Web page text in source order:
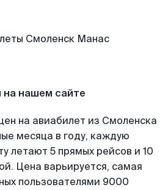
на нашем сайте
на авиабилет из Смоленска
месяца в году, каждую
летают 5 прямых рейсов и 10
Цена варьируется, самая
пользователями 9000